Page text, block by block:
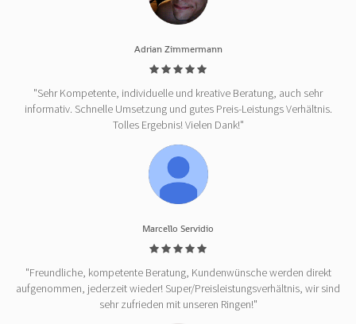
Adrian Zimmermann
"Sehr Kompetente, individuelle und kreative Beratung, auch sehr
informativ. Schnelle Umsetzung und gutes Preis-Leistungs Verhältnis.
Tolles Ergebnis! Vielen Dank!"
Marcello Servidio
"Freundliche, kompetente Beratung, Kundenwünsche werden direkt
aufgenommen, jederzeit wieder! Super/Preisleistungsverhältnis, wir sind
sehr zufrieden mit unseren Ringen!"